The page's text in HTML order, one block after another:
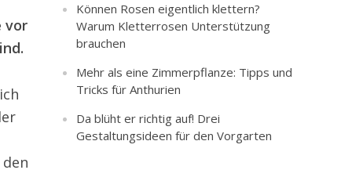
vor
Können Rosen eigentlich klettern?
Warum Kletterrosen Unterstützung
brauchen
Mehr als eine Zimmerpflanze: Tipps und
Tricks für Anthurien
Da blüht er richtig auf! Drei
Gestaltungsideen für den Vorgarten